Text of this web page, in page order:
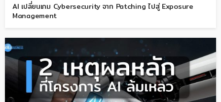
AI เปลี่ยนเกม Cybersecurity จาก Patching ไปสู่ Exposure
Management